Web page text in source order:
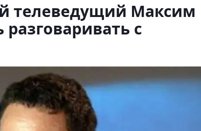
телеведущий Максим
с